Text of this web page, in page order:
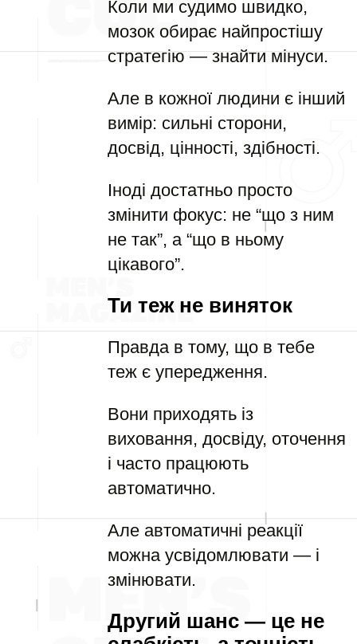
Коли ми судимо швидко,
мозок обирає найпростішу
стратегію — знайти мінуси.
Але в кожної людини є інший
вимір: сильні сторони,
досвід, цінності, здібності.
Іноді достатньо просто
змінити фокус: не “що з ним
не так”, а “що в ньому
цікавого”.
Ти теж не виняток
Правда в тому, що в тебе
теж є упередження.
Вони приходять із
виховання, досвіду, оточення
і часто працюють
автоматично.
Але автоматичні реакції
можна усвідомлювати — і
змінювати.
Другий шанс — це не